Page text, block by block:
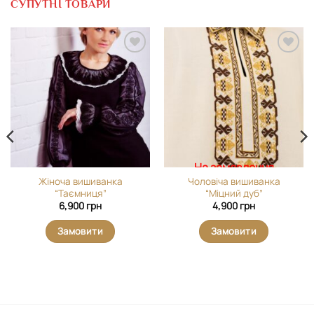
СУПУТНІ ТОВАРИ
Додати
виріб у
вибране
Жіноча вишиванка
“Таємниця”
6,900 грн
Замовити
Додати
виріб у
вибране
На замовлення
Чоловіча вишиванка
“Міцний дуб”
4,900 грн
Замовити